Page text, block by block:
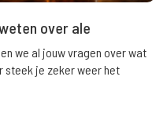
over ale
we al jouw vragen over wat
steek je zeker weer het